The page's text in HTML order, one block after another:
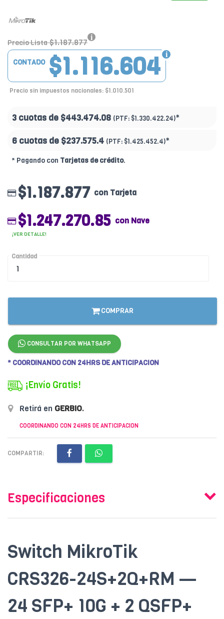
Precio Lista $1.187.877
$1.116.604
CONTADO
Precio sin impuestos nacionales: $1.010.501
3 cuotas de $443.474.08 (PTF: $1.330.422.24)*
6 cuotas de $237.575.4 (PTF: $1.425.452.4)*
* Pagando con Tarjetas de crédito.
$1.187.877 con Tarjeta
$1.247.270.85 con Nave
¡VER DETALLE!
Cantidad
COMPRAR
CONSULTAR POR WHATSAPP
* COORDINANDO CON 24HRS DE ANTICIPACION
¡Envío Gratis!
Retirá en GERBIO.
COORDINANDO CON 24HRS DE ANTICIPACION
COMPARTIR:
Especificaciones
Switch MikroTik
CRS326-24S+2Q+RM —
24 SFP+ 10G + 2 QSFP+